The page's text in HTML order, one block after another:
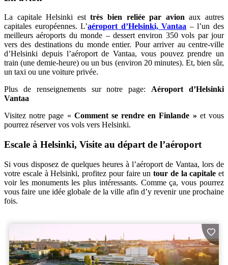
La capitale Helsinki esttrès bien reliée par avion aux autres
capitales européennes. L’aéroport d’Helsinki, Vantaa – l’un des
meilleurs aéroports du monde – dessert environ 350 vols par jour
vers des destinations du monde entier. Pour arriver au centre-ville
d’Helsinki depuis l’aéroport de Vantaa, vous pouvez prendre un
train (une demie-heure) ou un bus (environ 20 minutes). Et, bien sûr,
un taxi ou une voiture privée.
Plus de renseignements sur notre page: Aéroport d’Helsinki
Vantaa
Visitez notre page « Comment se rendre en Finlande » et vous
pourrez réserver vos vols vers Helsinki.
Escale à Helsinki, Visite au départ de l’aéroport
Si vous disposez de quelques heures à l’aéroport de Vantaa, lors de
votre escale à Helsinki, profitez pour faire un tour de la capitale et
voir les monuments les plus intéressants. Comme ça, vous pourrez
vous faire une idée globale de la ville afin d’y revenir une prochaine
fois.